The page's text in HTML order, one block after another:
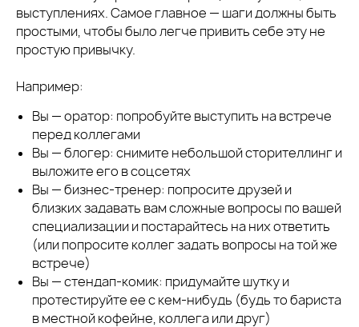
выступлениях. Самое главное — шаги должны быть
простыми, чтобы было легче привить себе эту не
простую привычку.
Например:
Вы — оратор: попробуйте выступить на встрече
перед коллегами
Вы — блогер: снимите небольшой сторителлинг и
выложите его в соцсетях
Вы — бизнес-тренер: попросите друзей и
близких задавать вам сложные вопросы по вашей
специализации и постарайтесь на них ответить
(или попросите коллег задать вопросы на той же
встрече)
Вы — стендап-комик: придумайте шутку и
протестируйте ее с кем-нибудь (будь то бариста
в местной кофейне, коллега или друг)